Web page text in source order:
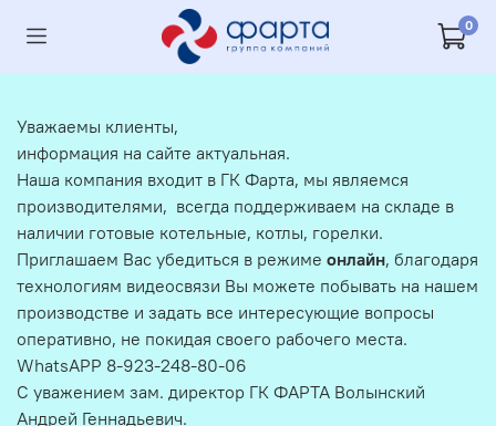
0
Уважаемы клиенты,
информация на сайте актуальная.
Наша компания входит в ГК Фарта, мы являемся
производителями, всегда поддерживаем на складе в
наличии готовые котельные, котлы, горелки.
Приглашаем Вас убедиться в режиме онлайн, благодаря
технологиям видеосвязи Вы можете побывать на нашем
производстве и задать все интересующие вопросы
оперативно, не покидая своего рабочего места.
WhatsAPP 8-923-248-80-06
С уважением зам. директор ГК ФАРТА Волынский
Андрей Геннадьевич.